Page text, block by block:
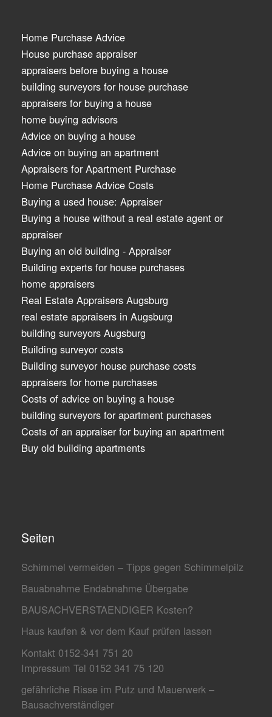
Home Purchase Advice
House purchase appraiser
appraisers before buying a house
building surveyors for house purchase
appraisers for buying a house
home buying advisors
Advice on buying a house
Advice on buying an apartment
Appraisers for Apartment Purchase
Home Purchase Advice Costs
Buying a used house: Appraiser
Buying a house without a real estate agent or
appraiser
Buying an old building - Appraiser
Building experts for house purchases
home appraisers
Real Estate Appraisers Augsburg
real estate appraisers in Augsburg
building surveyors Augsburg
Building surveyor costs
Building surveyor house purchase costs
appraisers for home purchases
Costs of advice on buying a house
building surveyors for apartment purchases
Costs of an appraiser for buying an apartment
Buy old building apartments
Seiten
Schimmel vermeiden – Tipps gegen Schimmelpilz
Bauabnahme Endabnahme Übergabe
BAUSACHVERSTAENDIGER Kosten?
Haus kaufen & vor dem Kauf prüfen lassen
Kontakt 0152-341 751 20
Impressum Tel 0152 341 75 120
gefährliche Risse im Putz und Mauerwerk –
Bausachverständiger